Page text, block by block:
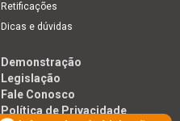
Retificações
Dicas e dúvidas
Demonstração
Legislação
Fale Conosco
Política de Privacidade